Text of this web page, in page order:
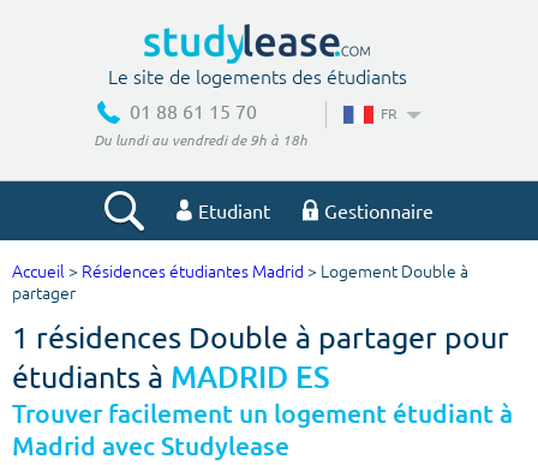
Le site de logements des étudiants
01 88 61 15 70
Du lundi au vendredi de 9h à 18h
FR
Etudiant Gestionnaire
Votre recherche
Ville, école
Budget min Budget max
Accueil > Résidences étudiantes Madrid > Logement Double à
partager
1 résidences Double à partager pour
étudiants à MADRID ES
Trouver facilement un logement étudiant à
Madrid avec Studylease